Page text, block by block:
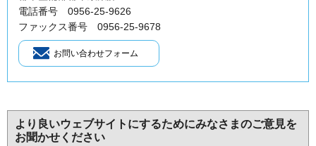
電話番号 0956-25-9626
ファックス番号 0956-25-9678
より良いウェブサイトにするためにみなさまのご意見を
お聞かせください